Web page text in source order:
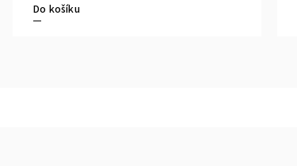
Do košíku